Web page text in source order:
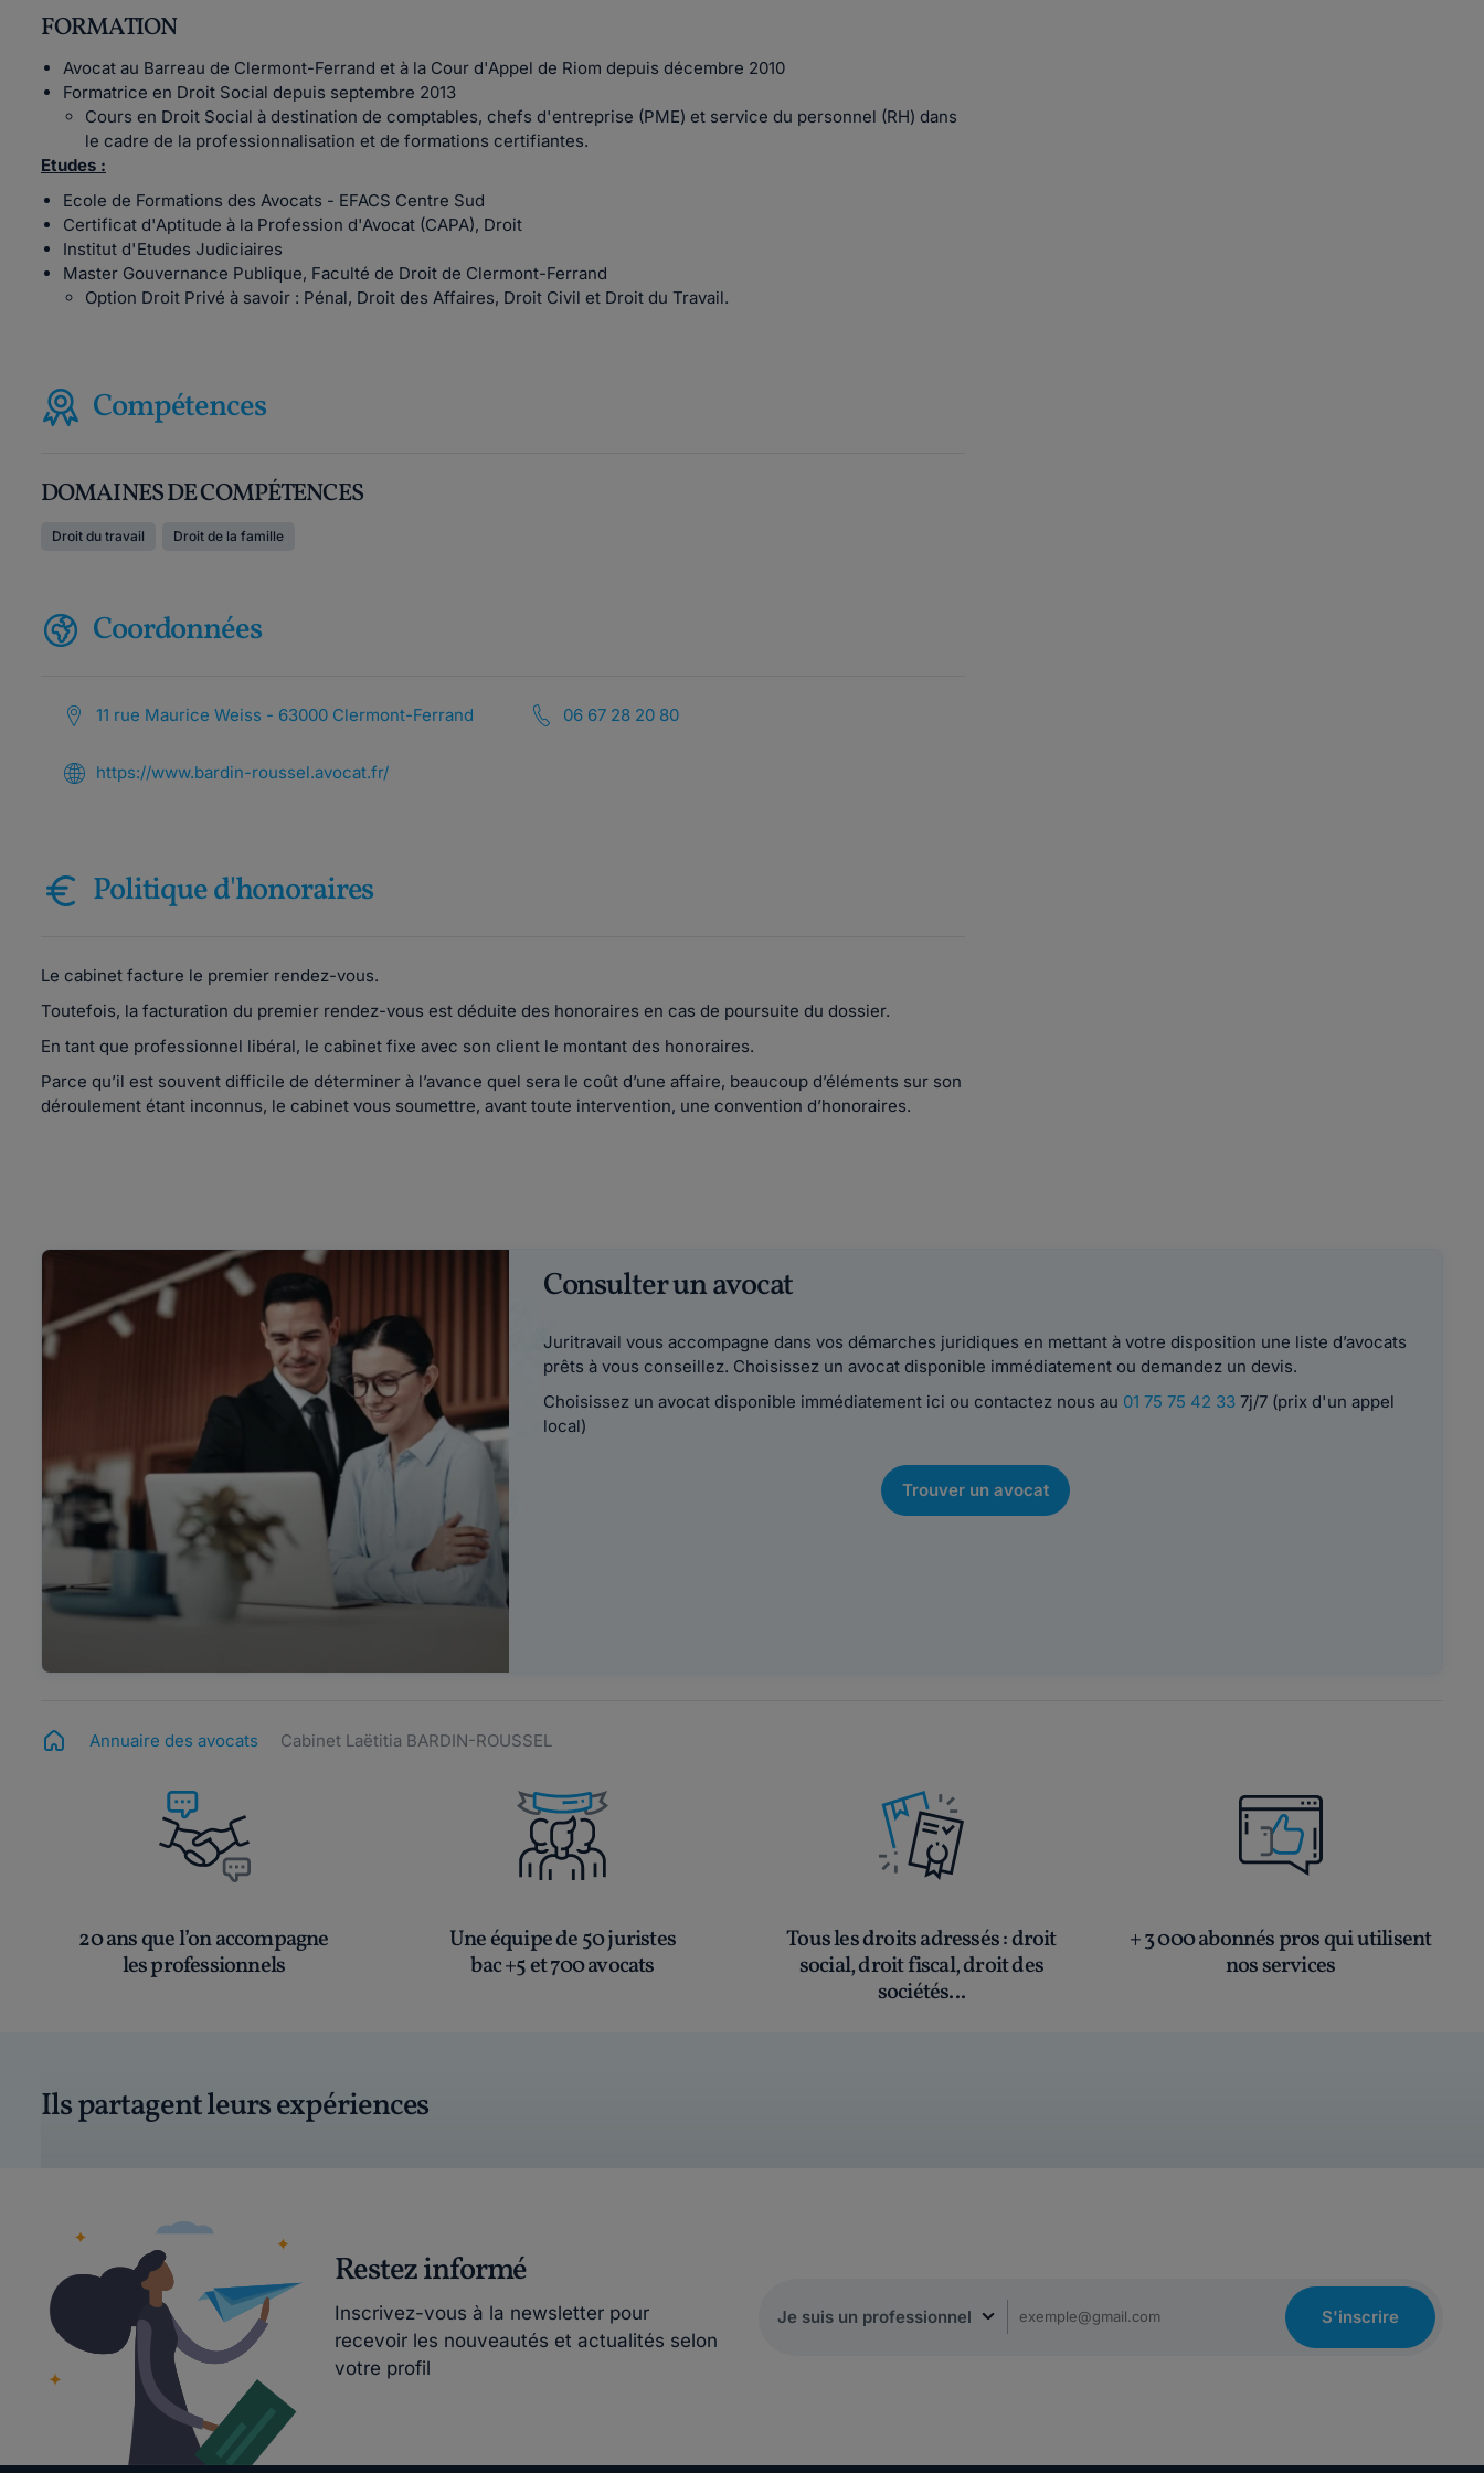
FORMATION
Avocat au Barreau de Clermont-Ferrand et à la Cour d'Appel de Riom depuis décembre 2010
Formatrice en Droit Social depuis septembre 2013
Cours en Droit Social à destination de comptables, chefs d'entreprise (PME) et service du personnel (RH) dans
le cadre de la professionnalisation et de formations certifiantes.
Etudes :
Ecole de Formations des Avocats - EFACS Centre Sud
Certificat d'Aptitude à la Profession d'Avocat (CAPA), Droit
Institut d'Etudes Judiciaires
Master Gouvernance Publique, Faculté de Droit de Clermont-Ferrand
Option Droit Privé à savoir : Pénal, Droit des Affaires, Droit Civil et Droit du Travail.
Compétences
DOMAINES DE COMPÉTENCES
Droit du travail Droit de la famille
Coordonnées
11 rue Maurice Weiss - 63000 Clermont-Ferrand 06 67 28 20 80
https://www.bardin-roussel.avocat.fr/
Politique d'honoraires
Le cabinet facture le premier rendez-vous.
Toutefois, la facturation du premier rendez-vous est déduite des honoraires en cas de poursuite du dossier.
En tant que professionnel libéral, le cabinet fixe avec son client le montant des honoraires.
Parce qu’il est souvent difficile de déterminer à l’avance quel sera le coût d’une affaire, beaucoup d’éléments sur son
déroulement étant inconnus, le cabinet vous soumettre, avant toute intervention, une convention d’honoraires.
Consulter un avocat
Juritravail vous accompagne dans vos démarches juridiques en mettant à votre disposition une liste d’avocats
prêts à vous conseillez. Choisissez un avocat disponible immédiatement ou demandez un devis.
Choisissez un avocat disponible immédiatement ici ou contactez nous au 01 75 75 42 337j/7 (prix d'un appel
local)
Trouver un avocat
Annuaire des avocats Cabinet Laëtitia BARDIN-ROUSSEL
20 ans que l’on accompagne
les professionnels
Une équipe de 50 juristes
bac +5 et 700 avocats
Tous les droits adressés: droit
social, droit fiscal, droit des
sociétés...
+ 3 000 abonnés pros qui utilisent
nos services
Ils partagent leurs expériences
Restez informé
Inscrivez-vous à la newsletter pour
recevoir les nouveautés et actualités selon
votre profil
S'inscrire